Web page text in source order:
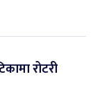
रोटरी